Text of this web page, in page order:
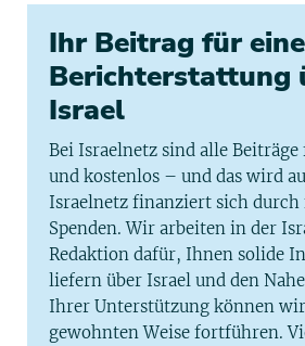
Ihr Beitrag für
Berichterstattung
Israel
Bei Israelnetz sind alle
und kostenlos – und das wird
Israelnetz finanziert sich
Spenden. Wir arbeiten in der
Redaktion dafür, Ihnen solide
liefern über Israel und den
Ihrer Unterstützung können
gewohnten Weise fortführen.